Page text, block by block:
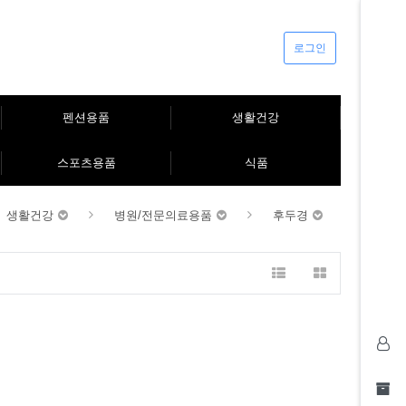
로그인
펜션용품 생활건강
스포츠용품 식품
생활건강 병원/전문의료용품 후두경